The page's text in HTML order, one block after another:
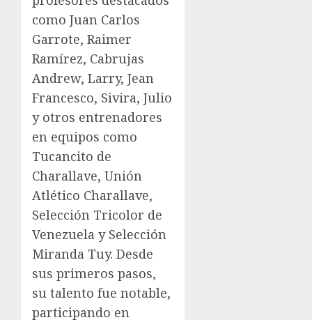
como Juan Carlos
Garrote, Raimer
Ramírez, Cabrujas
Andrew, Larry, Jean
Francesco, Sivira, Julio
y otros entrenadores
en equipos como
Tucancito de
Charallave, Unión
Atlético Charallave,
Selección Tricolor de
Venezuela y Selección
Miranda Tuy. Desde
sus primeros pasos,
su talento fue notable,
participando en